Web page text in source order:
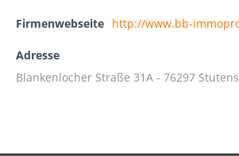
Firmenwebseite http://www.bb-
Adresse
Blankenlocher Straße 31A - 76297